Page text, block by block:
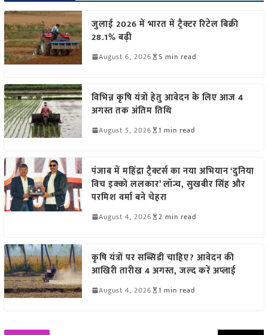
जुलाई 2026 में भारत में ट्रैक्टर रिटेल बिक्री
28.1% बढ़ी
August 6, 2026 5 min read
विभिन्न कृषि यंत्रों हेतु आवेदन के लिए आज 4
अगस्त तक अंतिम तिथि
August 5, 2026 1 min read
पंजाब में महिंद्रा ट्रैक्टर्स का नया अभियान ‘दुनिया
विच इक्को ललकार’ लॉन्च, सुखबीर सिंह और
परमिश वर्मा बने चेहरा
August 4, 2026 2 min read
कृषि यंत्रों पर सब्सिडी चाहिए? आवेदन की
आखिरी तारीख 4 अगस्त, जल्द करें अप्लाई
August 4, 2026 1 min read